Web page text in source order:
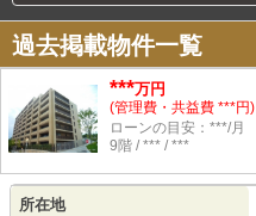
過去掲載物件一覧
***万円
(管理費・共益費 ***円)
ローンの目安：***/月
9階 / *** / ***
所在地